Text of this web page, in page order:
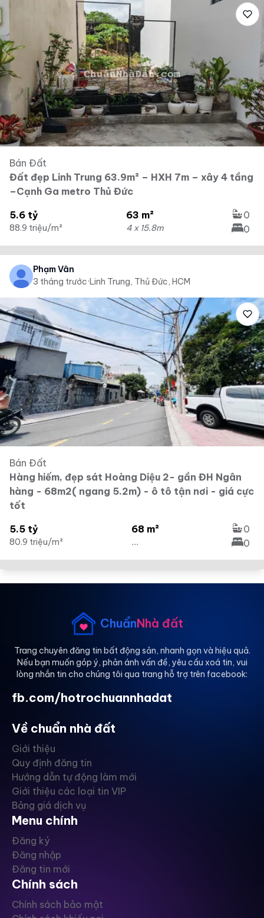
Bán Đất
Đất đẹp Linh Trung 63.9m² – HXH 7m – xây 4 tầng
–Cạnh Ga metro Thủ Đức
5.6 tỷ
88.9 triệu/m²
63 m²
4 x 15.8m
0
0
Phạm Vân
3 tháng trước·Linh Trung, Thủ Đức, HCM
Bán Đất
Hàng hiếm, đẹp sát Hoàng Diệu 2- gần ĐH Ngân
hàng - 68m2( ngang 5.2m) - ô tô tận nơi - giá cực
tốt
5.5 tỷ
80.9 triệu/m²
68 m²
...
0
0
ChuẩnNhà đất
Trang chuyên đăng tin bất động sản, nhanh gọn và hiệu quả.
Nếu bạn muốn góp ý, phản ánh vấn đề, yêu cầu xoá tin, vui
lòng nhắn tin cho chúng tôi qua trang hỗ trợ trên facebook:
fb.com/hotrochuannhadat
Về chuẩn nhà đất
Giới thiệu
Quy định đăng tin
Hướng dẫn tự động làm mới
Giới thiệu các loại tin VIP
Bảng giá dịch vụ
Menu chính
Đăng ký
Đăng nhập
Đăng tin mới
Chính sách
Chính sách bảo mật